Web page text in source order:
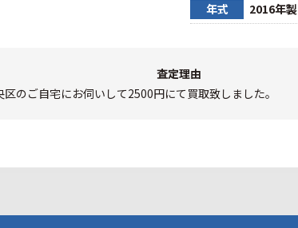
年式 2016年製
査定理由
のご自宅にお伺いして2500円にて買取致しました。